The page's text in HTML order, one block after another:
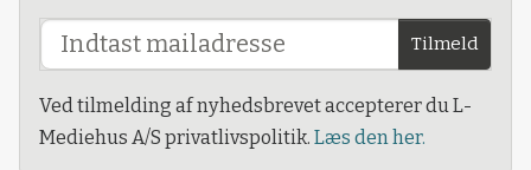
Tilmeld
Ved tilmelding af nyhedsbrevet accepterer du L-
Mediehus A/S privatlivspolitik. Læs den her.